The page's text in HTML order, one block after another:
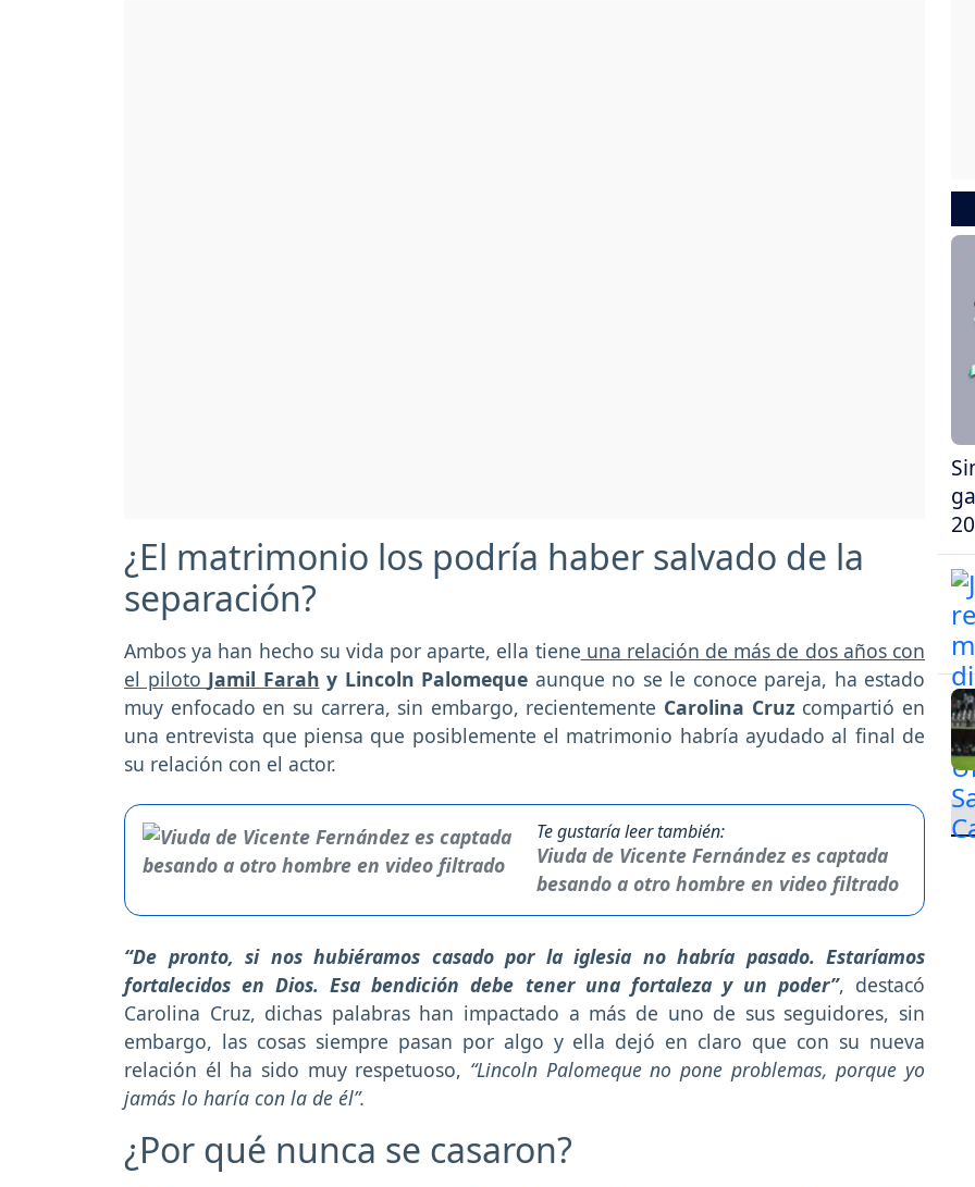
¿El matrimonio los podría haber salvado de la
separación?
Ambos ya han hecho su vida por aparte, ella tiene una relación de más de dos años con
el piloto Jamil Farah y Lincoln Palomeque aunque no se le conoce pareja, ha estado
muy enfocado en su carrera, sin embargo, recientemente Carolina Cruz compartió en
una entrevista que piensa que posiblemente el matrimonio habría ayudado al final de
su relación con el actor.
Te gustaría leer también:
Viuda de Vicente Fernández es captada
besando a otro hombre en video filtrado
“De pronto, si nos hubiéramos casado por la iglesia no habría pasado. Estaríamos
fortalecidos en Dios. Esa bendición debe tener una fortaleza y un poder”, destacó
Carolina Cruz, dichas palabras han impactado a más de uno de sus seguidores, sin
embargo, las cosas siempre pasan por algo y ella dejó en claro que con su nueva
relación él ha sido muy respetuoso, “Lincoln Palomeque no pone problemas, porque yo
jamás lo haría con la de él”.
¿Por qué nunca se casaron?